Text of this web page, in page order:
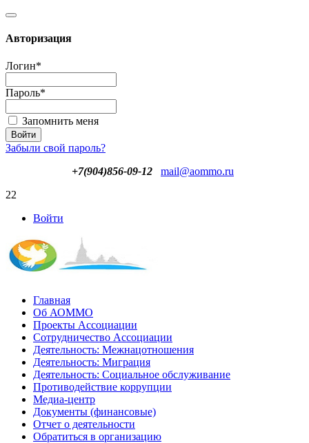
Авторизация
Логин*
Пароль*
Запомнить меня
Забыли свой пароль?
+7(904)856-09-12
mail@aommo.ru
22
Войти
Главная
Об АОММО
Проекты Ассоциации
Сотрудничество Ассоциации
Деятельность: Межнацотношения
Деятельность: Миграция
Деятельность: Социальное обслуживание
Противодействие коррупции
Медиа-центр
Документы (финансовые)
Отчет о деятельности
Обратиться в организацию